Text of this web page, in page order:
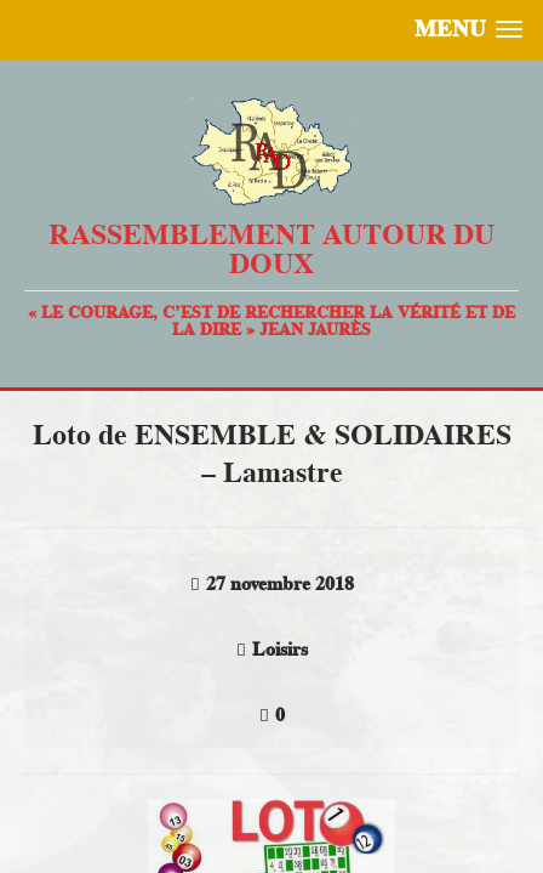
MENU
RASSEMBLEMENT AUTOUR DU
DOUX
« LE COURAGE, C’EST DE RECHERCHER LA VÉRITÉ ET DE
LA DIRE » JEAN JAURÈS
Loto de ENSEMBLE & SOLIDAIRES
– Lamastre
27 novembre 2018
Loisirs
0